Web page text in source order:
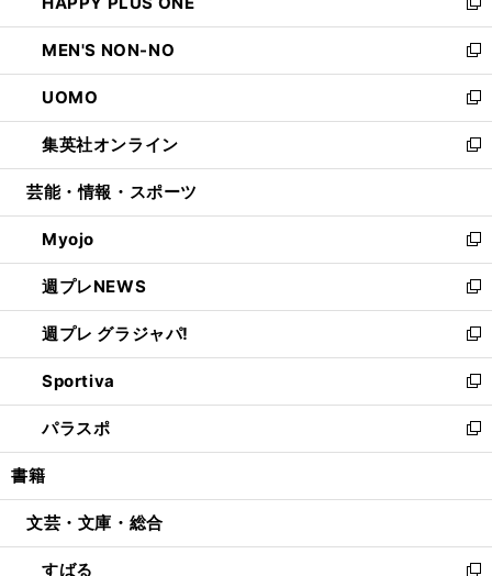
開
く
ド
ウ
で
開
く
ィ
ン
ド
ウ
で
開
く
い
ウ
ィ
ン
ド
ウ
で
開
新
し
い
ウ
ィ
ン
ド
ウ
開
く
MEN'S NON-NO
新
し
い
ウ
ィ
ン
ウ
で
開
く
UOMO
新
し
い
ウ
ン
ド
ウ
で
開
く
集英社オンライン
新
し
ウ
ィ
ン
ド
ウ
で
開
く
芸能・情報・スポーツ
Myojo
新
し
い
ウ
ィ
ン
ド
ウ
で
開
週プレNEWS
新
し
い
ウ
ィ
ン
ド
ウ
開
週プレ グラジャパ!
新
し
い
ウ
ィ
ン
ウ
開
く
Sportiva
新
し
い
ウ
ン
ウ
で
パラスポ
新
し
ウ
ン
ド
書籍
文芸・文庫・総合
すばる